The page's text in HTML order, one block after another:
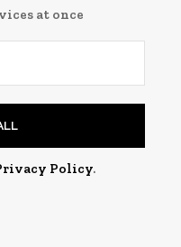
at once
Policy.